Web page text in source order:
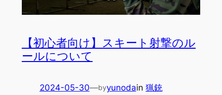
【初心者向け】スキート射撃のル
ールについて
2024-05-30—byyunodain 猟銃